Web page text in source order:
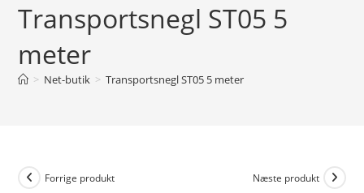
Transportsnegl ST05 5
meter
> Net-butik > Transportsnegl ST05 5 meter
Forrige produkt Næste produkt